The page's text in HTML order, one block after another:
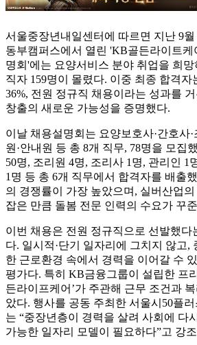
서울중장년내일센터에 따르면 지난 9
동부캠퍼스에서 열린 'KB골든라이트케
명회'에는 요양서비스 분야 취업을 희
직자 159명이 몰렸다. 이중 최종 합격자
36%, 전원 정규직 채용이라는 성과를
창출의 새로운 가능성을 증명했다.
이날 채용설명회는 요양보호사·간호사·
원·안내원 등 총 8개 직무, 78명을 모집
50명, 조리원 4명, 조리사 1명, 관리인 1
1명 등 총 6개 직무에서 합격자를 배출
의 경쟁률이 가장 높았으며, 실버산업의
잡은 만큼 돌봄 전문 인력의 수요가 꾸
이번 채용은 전원 정규직으로 선발했다
다. 일시적·단기 일자리에 그치지 않고,
한 근로환경 속에서 경력을 이어갈 수
평가다. 특히 KB금융그룹이 설립한 프
든라이프케어’가 주관해 근무 조건과
았다. 행사를 공동 주최한 서울시50플
는 “중장년층이 경력을 살려 사회에 다
가능한 일자리 모델이 필요하다”고 강